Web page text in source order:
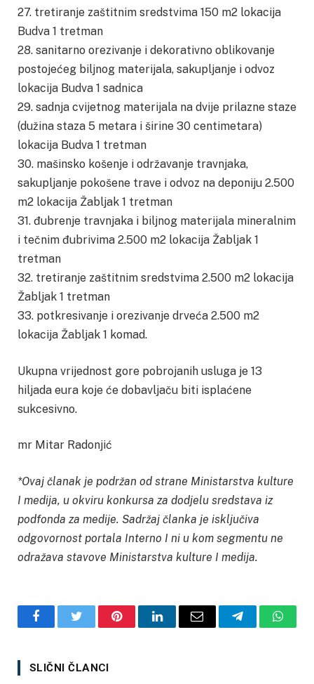
27. tretiranje zaštitnim sredstvima 150 m2 lokacija
Budva 1 tretman
28. sanitarno orezivanje i dekorativno oblikovanje
postojećeg biljnog materijala, sakupljanje i odvoz
lokacija Budva 1 sadnica
29. sadnja cvijetnog materijala na dvije prilazne staze
(dužina staza 5 metara i širine 30 centimetara)
lokacija Budva 1 tretman
30. mašinsko košenje i održavanje travnjaka,
sakupljanje pokošene trave i odvoz na deponiju 2.500
m2 lokacija Žabljak 1 tretman
31. đubrenje travnjaka i biljnog materijala mineralnim
i tečnim đubrivima 2.500 m2 lokacija Žabljak 1
tretman
32. tretiranje zaštitnim sredstvima 2.500 m2 lokacija
Žabljak 1 tretman
33. potkresivanje i orezivanje drveća 2.500 m2
lokacija Žabljak 1 komad.
Ukupna vrijednost gore pobrojanih usluga je 13
hiljada eura koje će dobavljaču biti isplaćene
sukcesivno.
mr Mitar Radonjić
*Ovaj članak je podržan od strane Ministarstva kulture
I medija, u okviru konkursa za dodjelu sredstava iz
podfonda za medije. Sadržaj članka je isključiva
odgovornost portala Interno I ni u kom segmentu ne
odražava stavove Ministarstva kulture I medija.
FacebookTwitter PinterestLinkedInEmail Telegram
SLIČNI ČLANCI